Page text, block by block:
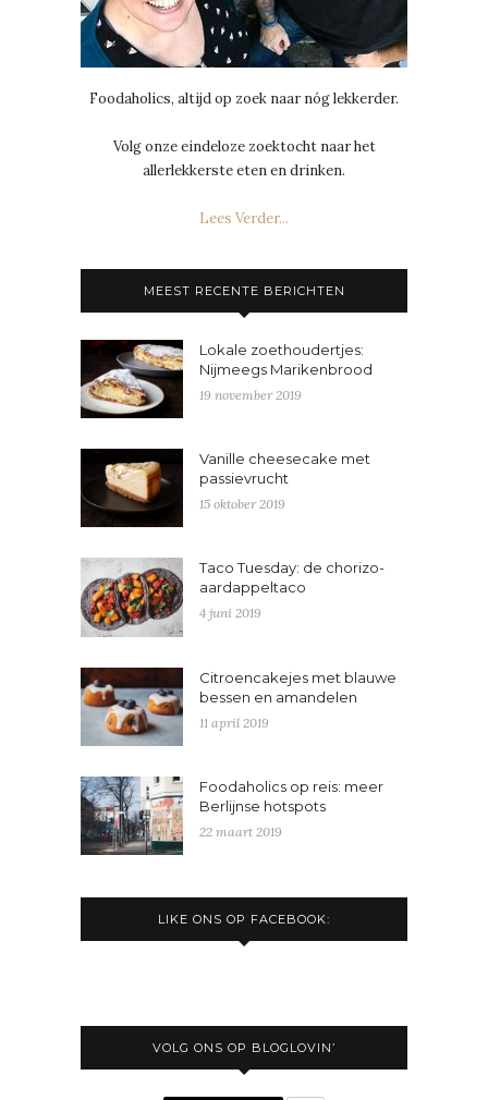
Foodaholics, altijd op zoek naar nóg lekkerder.
Volg onze eindeloze zoektocht naar het
allerlekkerste eten en drinken.
Lees Verder...
MEEST RECENTE BERICHTEN
Lokale zoethoudertjes:
Nijmeegs Marikenbrood
19 november 2019
Vanille cheesecake met
passievrucht
15 oktober 2019
Taco Tuesday: de chorizo-
aardappeltaco
4 juni 2019
Citroencakejes met blauwe
bessen en amandelen
11 april 2019
Foodaholics op reis: meer
Berlijnse hotspots
22 maart 2019
LIKE ONS OP FACEBOOK:
VOLG ONS OP BLOGLOVIN’